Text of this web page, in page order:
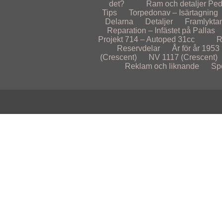
det?
Ram och detaljer
Tips
Torpedonav – Isärtagning
Delarna
Detaljer
Reparation – Infästet på Pallas
Projekt 714 – Autoped 31cc
Reservdelar
År för år 1953
(Crescent)
NV 1117 (Crescent)
Reklam och liknande